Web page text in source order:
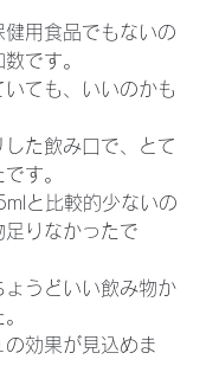
健用食品でもないの
です。
ても、いいのかも
した飲み口で、とて
す。
と比較的少ないの
足りなかったで
ょうどいい飲み物か
の効果が見込めま